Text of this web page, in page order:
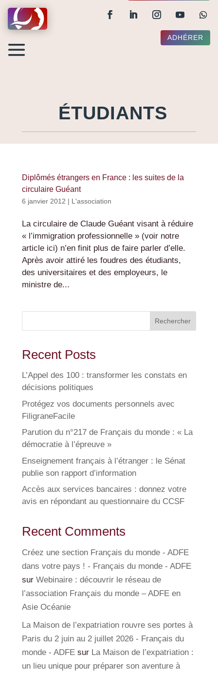
ADHÉRER
ÉTUDIANTS
Diplômés étrangers en France : les suites de la
circulaire Guéant
6 janvier 2012 | L'association
La circulaire de Claude Guéant visant à réduire
« l’immigration professionnelle » (voir notre
article ici) n’en finit plus de faire parler d’elle.
Après avoir attiré les foudres des étudiants,
des universitaires et des employeurs, le
ministre de...
Rechercher
Recent Posts
L’Appel des 100 : transformer les constats en
décisions politiques
Protégez vos documents personnels avec
FiligraneFacile
Parution du n°217 de Français du monde : « La
démocratie à l’épreuve »
Enseignement français à l’étranger : le Sénat
publie son rapport d’information
Accès aux services bancaires : donnez votre
avis en répondant au questionnaire du CCSF
Recent Comments
Créez une section Français du monde - ADFE
dans votre pays ! - Français du monde - ADFE
sur Webinaire : découvrir le réseau de
l’association Français du monde – ADFE en
Asie Océanie
La Maison de l’expatriation rouvre ses portes à
Paris du 2 juin au 2 juillet 2026 - Français du
monde - ADFEsur La Maison de l’expatriation :
un lieu unique pour préparer son aventure à